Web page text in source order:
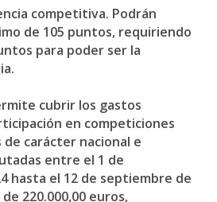
competitiva. Podrán
de 105 puntos, requiriendo
para poder ser la
cubrir los gastos
en competiciones
carácter nacional e
entre el 1 de
hasta el 12 de septiembre de
220.000,00 euros,